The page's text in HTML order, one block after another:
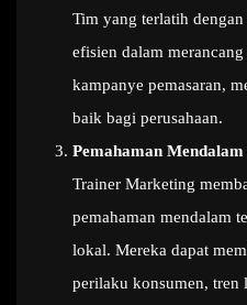
Tim yang terlatih
efisien dalam
kampanye pemasaran,
baik bagi perusahaan.
Pemahaman
Trainer Marketing
pemahaman mendalam
lokal. Mereka dapat
perilaku konsumen, tren